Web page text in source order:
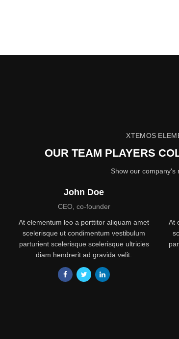
XTEMOS
OUR TEAM PLAYERS
Show our company's
John Doe
CEO, co-founder
At elementum leo a porttitor aliquam amet
scelerisque ut condimentum vestibulum
parturient scelerisque scelerisque ultricies
diam hendrerit ad gravida velit.
At